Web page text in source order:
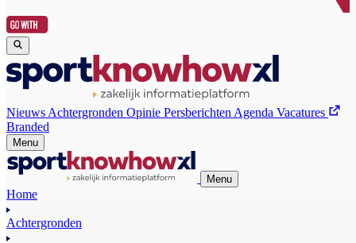
Nieuws Achtergronden Opinie Persberichten Agenda Vacatures
Branded
Menu
Menu
Home
Achtergronden